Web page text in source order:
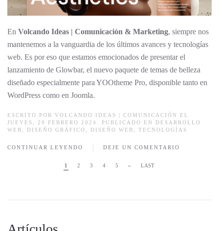
En Volcando Ideas | Comunicación & Marketing, siempre nos
mantenemos a la vanguardia de los últimos avances y tecnologías
web. Es por eso que estamos emocionados de presentar el
lanzamiento de Glowbar, el nuevo paquete de temas de belleza
diseñado especialmente para YOOtheme Pro, disponible tanto en
WordPress como en Joomla.
ESCRITO POR VOLCANDO IDEAS | COMUNICACIÓN
EL
JUEVES, 29 FEBRERO 2024. PUBLICADO EN DESARROLLO
WEB
DISEÑO GRÁFICO DISEÑO WEB TECNOLOGÍAS
CONTINUAR LEYENDO DEJE UN COMENTARIO
1 2 3 4 5 » LAST